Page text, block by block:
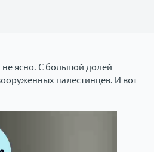
не ясно. С большой долей
палестинцев. И вот